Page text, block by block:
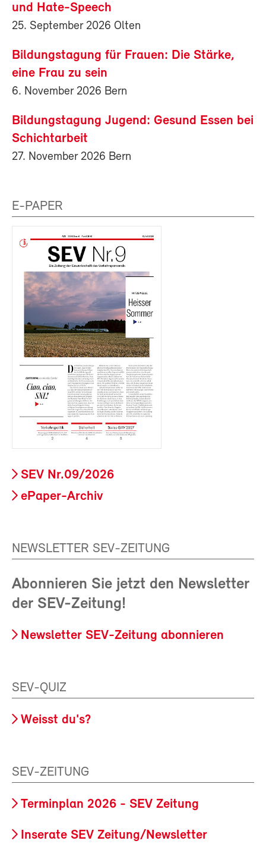
und Hate-Speech
25. September 2026 Olten
Bildungstagung für Frauen: Die Stärke,
eine Frau zu sein
6. November 2026 Bern
Bildungstagung Jugend: Gesund Essen bei
Schichtarbeit
27. November 2026 Bern
E-PAPER
SEV Nr.09/2026
ePaper-Archiv
NEWSLETTER SEV-ZEITUNG
Abonnieren Sie jetzt den Newsletter
der SEV-Zeitung!
Newsletter SEV-Zeitung abonnieren
SEV-QUIZ
Weisst du's?
SEV-ZEITUNG
Terminplan 2026 - SEV Zeitung
Inserate SEV Zeitung/Newsletter